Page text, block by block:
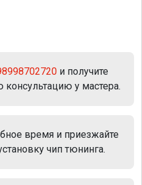
и получите
у мастера.
время и приезжайте
чип тюнинга.